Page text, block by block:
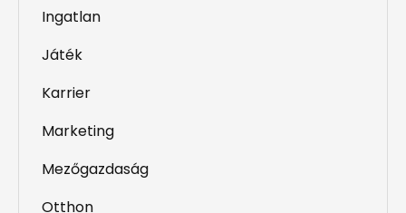
Ingatlan
Játék
Karrier
Marketing
Mezőgazdaság
Otthon